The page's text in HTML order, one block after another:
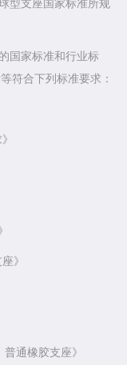
型支座国家标准所规
国家标准和行业标
符合下列标准要求：
》
通橡胶支座》